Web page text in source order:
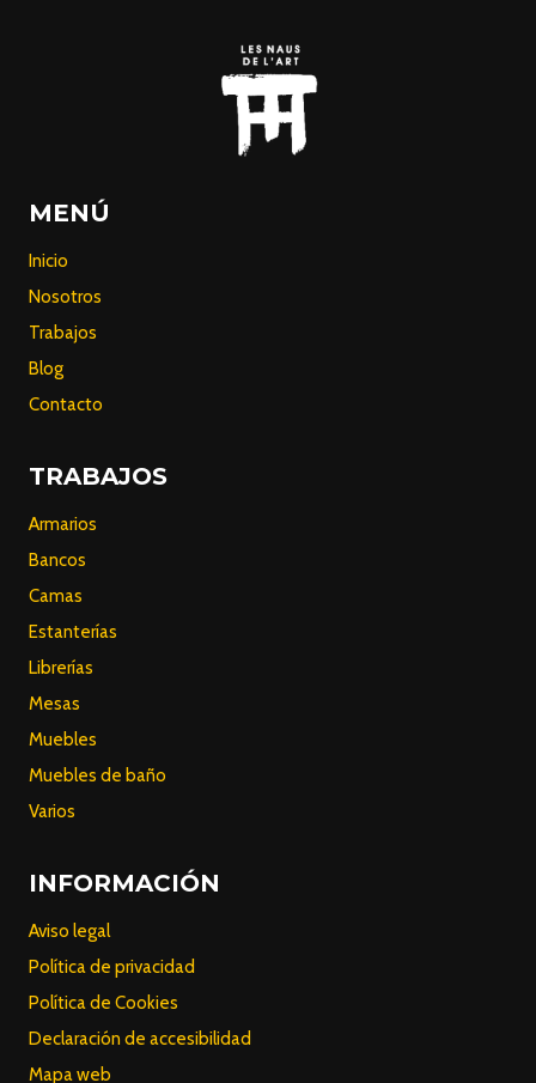
MENÚ
Inicio
Nosotros
Trabajos
Blog
Contacto
TRABAJOS
Armarios
Bancos
Camas
Estanterías
Librerías
Mesas
Muebles
Muebles de baño
Varios
INFORMACIÓN
Aviso legal
Política de privacidad
Política de Cookies
Declaración de accesibilidad
Mapa web